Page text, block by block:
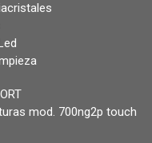
mod. 700ng2p touch